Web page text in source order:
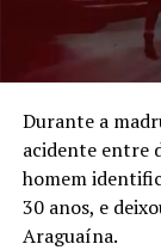
Durante a
acidente entre
homem
30 anos, e
Araguaína.